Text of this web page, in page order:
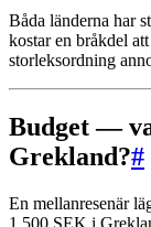
Båda länderna har
kostar en bråkdel
storleksordning
Budget —
Grekland?#
En mellanresenär